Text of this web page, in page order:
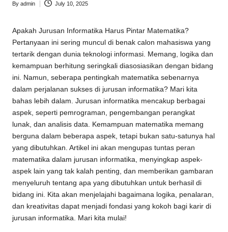
Posted
By admin July 10, 2025
Apakah Jurusan Informatika Harus Pintar Matematika?
Pertanyaan ini sering muncul di benak calon mahasiswa yang
tertarik dengan dunia teknologi informasi. Memang, logika dan
kemampuan berhitung seringkali diasosiasikan dengan bidang
ini. Namun, seberapa pentingkah matematika sebenarnya
dalam perjalanan sukses di jurusan informatika? Mari kita
bahas lebih dalam. Jurusan informatika mencakup berbagai
aspek, seperti pemrograman, pengembangan perangkat
lunak, dan analisis data. Kemampuan matematika memang
berguna dalam beberapa aspek, tetapi bukan satu-satunya hal
yang dibutuhkan. Artikel ini akan mengupas tuntas peran
matematika dalam jurusan informatika, menyingkap aspek-
aspek lain yang tak kalah penting, dan memberikan gambaran
menyeluruh tentang apa yang dibutuhkan untuk berhasil di
bidang ini. Kita akan menjelajahi bagaimana logika, penalaran,
dan kreativitas dapat menjadi fondasi yang kokoh bagi karir di
jurusan informatika. Mari kita mulai!